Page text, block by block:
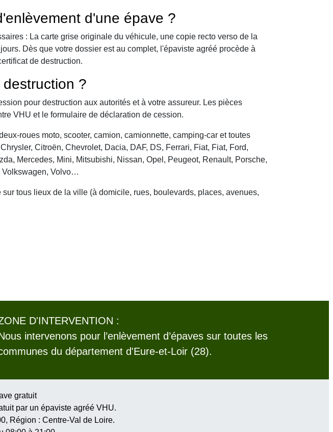
d'une épave ?
: La carte grise originale du véhicule, une copie recto verso de la
Dès que votre dossier est au complet, l'épaviste agréé procède à
de destruction.
?
pour destruction aux autorités et à votre assureur. Les pièces
VHU et le formulaire de déclaration de cession.
roues moto, scooter, camion, camionnette, camping-car et toutes
Citroën, Chevrolet, Dacia, DAF, DS, Ferrari, Fiat, Fiat, Ford,
Mercedes, Mini, Mitsubishi, Nissan, Opel, Peugeot, Renault, Porsche,
Volkswagen, Volvo…
tous lieux de la ville (à domicile, rues, boulevards, places, avenues,
D'INTERVENTION :
intervenons pour l’enlèvement d’épaves sur toutes les
du département d'Eure-et-Loir (28).
gratuit
par un épaviste agréé VHU.
, Région : Centre-Val de Loire.